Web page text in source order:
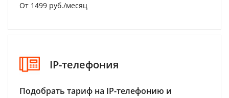
От 1499 руб./месяц
IP-телефония
Подобрать тариф на IP-телефонию и